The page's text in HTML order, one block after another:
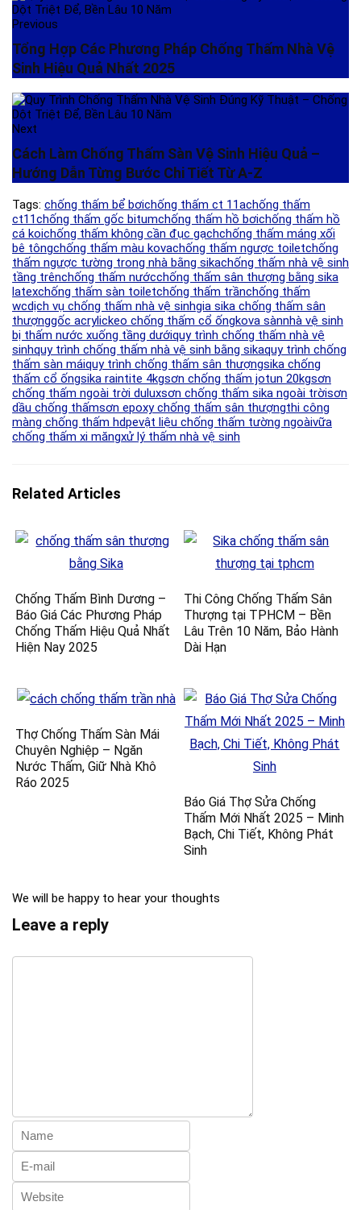
Previous
Tổng Hợp Các Phương Pháp Chống Thấm Nhà Vệ
Sinh Hiệu Quả Nhất 2025
Next
Cách Làm Chống Thấm Sàn Vệ Sinh Hiệu Quả –
Hướng Dẫn Từng Bước Chi Tiết Từ A-Z
Tags: chống thấm bể bơichống thấm ct 11achống thấm
ct11chống thấm gốc bitumchống thấm hồ bơichống thấm hồ
cá koichống thấm không cần đục gạchchống thấm máng xối
bê tôngchống thấm màu kovachống thấm ngược toiletchống
thấm ngược tường trong nhà bằng sikachống thấm nhà vệ sinh
tầng trênchống thấm nướcchống thấm sân thượng bằng sika
latexchống thấm sàn toiletchống thấm trầnchống thấm
wcdịch vụ chống thấm nhà vệ sinhgia sika chống thấm sân
thượnggốc acrylickeo chống thấm cổ ốngkova sànnhà vệ sinh
bị thấm nước xuống tầng dướiquy trình chống thấm nhà vệ
sinhquy trình chống thấm nhà vệ sinh bằng sikaquy trình chống
thấm sàn máiquy trình chống thấm sân thượngsika chống
thấm cổ ốngsika raintite 4kgsơn chống thấm jotun 20kgsơn
chống thấm ngoài trời duluxsơn chống thấm sika ngoài trờisơn
dầu chống thấmsơn epoxy chống thấm sân thượngthi công
màng chống thấm hdpevật liệu chống thấm tường ngoàivữa
chống thấm xi măngxử lý thấm nhà vệ sinh
Related Articles
Chống Thấm Bình Dương –
Báo Giá Các Phương Pháp
Chống Thấm Hiệu Quả Nhất
Hiện Nay 2025
Thi Công Chống Thấm Sân
Thượng tại TPHCM – Bền
Lâu Trên 10 Năm, Bảo Hành
Dài Hạn
Thợ Chống Thấm Sàn Mái
Chuyên Nghiệp – Ngăn
Nước Thấm, Giữ Nhà Khô
Ráo 2025
Báo Giá Thợ Sửa Chống
Thấm Mới Nhất 2025 – Minh
Bạch, Chi Tiết, Không Phát
Sinh
We will be happy to hear your thoughts
Leave a reply